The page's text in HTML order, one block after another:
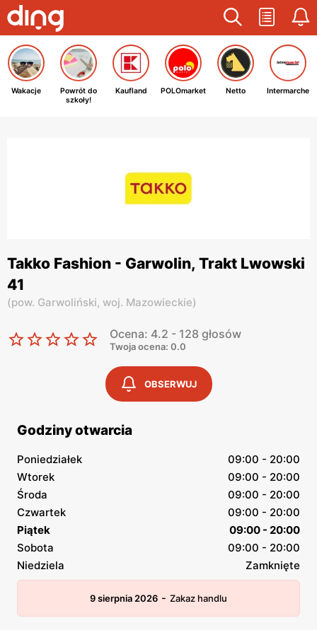
Wakacje
Powrót do
szkoły!
Kaufland POLOmarket Netto Intermarche
Takko Fashion - Garwolin, Trakt Lwowski
41
(pow. Garwoliński, woj. Mazowieckie)
Ocena: 4.2 - 128 głosów
Twoja ocena: 0.0
OBSERWUJ
Godziny otwarcia
Poniedziałek
09:00 - 20:00
Wtorek
09:00 - 20:00
Środa
09:00 - 20:00
Czwartek
09:00 - 20:00
Piątek
09:00 - 20:00
Sobota
09:00 - 20:00
Niedziela
Zamknięte
9 sierpnia 2026 - Zakaz handlu